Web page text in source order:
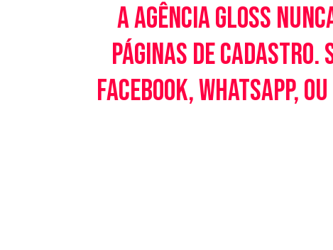
A Agência Gloss
páginas de cadastro.
Facebook, WhatsApp,